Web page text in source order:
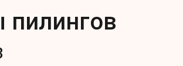
пилингов